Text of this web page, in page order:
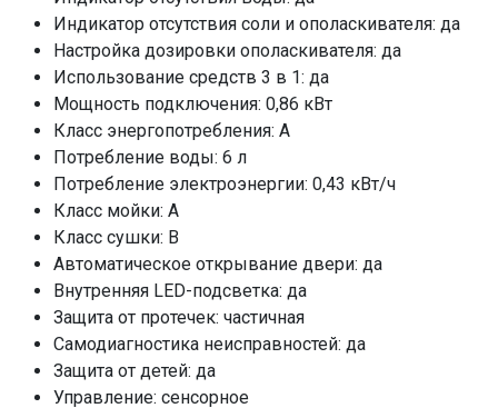
Стекло
да
Воронка для соли
да
Монтажный комплект
да
Шланг заливной/сливной
да
ПРОМО Скидка
Индикатор отсутствия соли и ополаскивателя: да
Настройка дозировки ополаскивателя: да
Использование средств 3 в 1: да
Мощность подключения: 0,86 кВт
Класс энергопотребления: A
Потребление воды: 6 л
Потребление электроэнергии: 0,43 кВт/ч
Класс мойки: А
Класс сушки: B
Автоматическое открывание двери: да
Внутренняя LED-подсветка: да
Защита от протечек: частичная
Самодиагностика неисправностей: да
Защита от детей: да
Управление: сенсорное